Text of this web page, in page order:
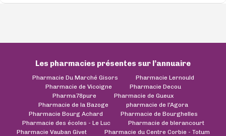
Les pharmacies présentes sur l’annuaire
Pharmacie Du Marché Gisors
Pharmacie Lernould
Pharmacie de Vicoigne
Pharmacie Decou
Pharma78pure
Pharmacie de Gueux
Pharmacie de la Bazoge
pharmacie de l'Agora
Pharmacie Bourg Achard
Pharmacie de Bourghelles
Pharmacie des écoles - Le Luc
Pharmacie de blerancourt
Pharmacie Vauban Givet
Pharmacie du Centre Corbie - Totum